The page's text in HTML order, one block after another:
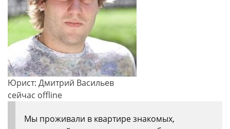
Юрист: Дмитрий Васильев
сейчас offline
Мы проживали в квартире знакомых,